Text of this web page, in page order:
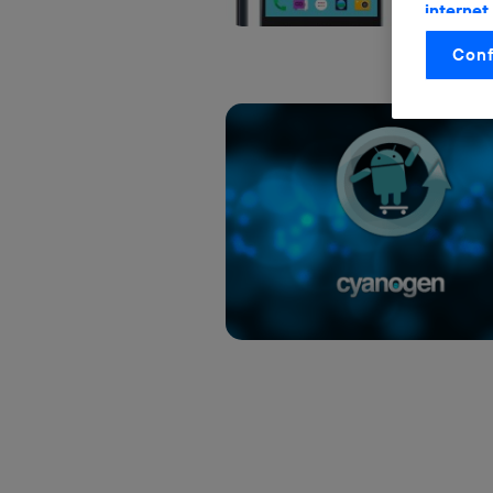
internet
otorgas
La
control.
Este
conecte
Si